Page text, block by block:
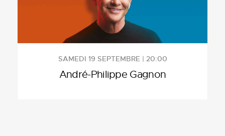
SAMEDI 19 SEPTEMBRE | 20:00
André-Philippe Gagnon